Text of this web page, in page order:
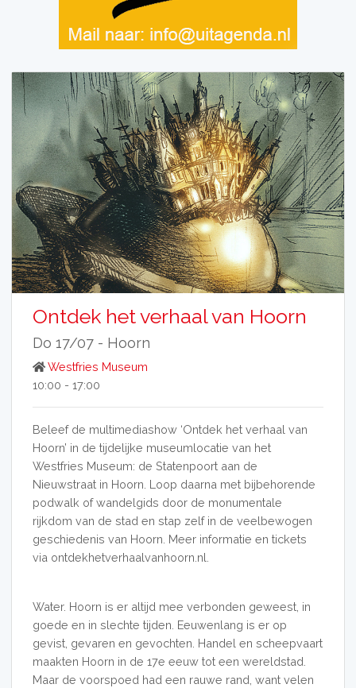
Ontdek het verhaal van Hoorn
Do 17/07 - Hoorn
Westfries Museum
10:00 - 17:00
Beleef de multimediashow ‘Ontdek het verhaal van
Hoorn’ in de tijdelijke museumlocatie van het
Westfries Museum: de Statenpoort aan de
Nieuwstraat in Hoorn. Loop daarna met bijbehorende
podwalk of wandelgids door de monumentale
rijkdom van de stad en stap zelf in de veelbewogen
geschiedenis van Hoorn. Meer informatie en tickets
via ontdekhetverhaalvanhoorn.nl.
Water. Hoorn is er altijd mee verbonden geweest, in
goede en in slechte tijden. Eeuwenlang is er op
gevist, gevaren en gevochten. Handel en scheepvaart
maakten Hoorn in de 17e eeuw tot een wereldstad.
Maar de voorspoed had een rauwe rand, want velen